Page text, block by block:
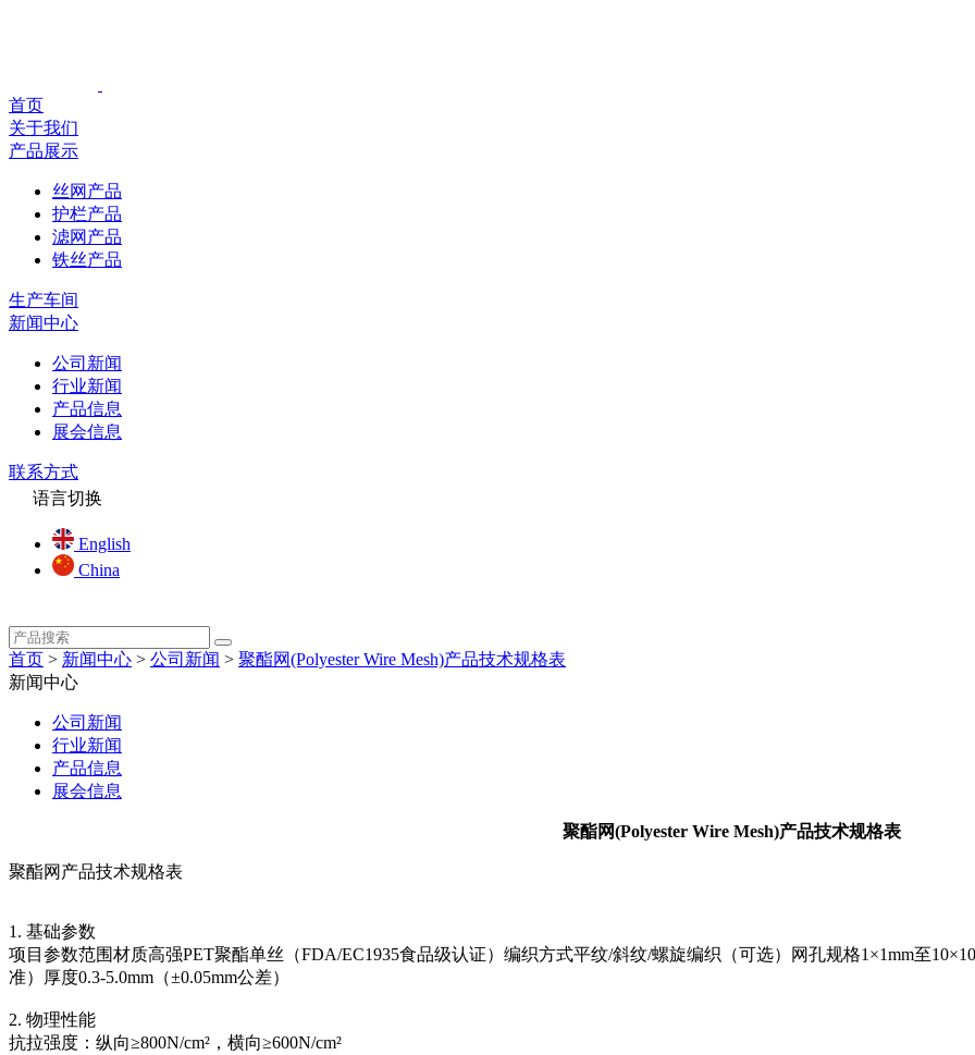
首页
关于我们
产品展示
丝网产品
护栏产品
滤网产品
铁丝产品
生产车间
新闻中心
公司新闻
行业新闻
产品信息
展会信息
联系方式
语言切换
English
China
首页 > 新闻中心 > 公司新闻 > 聚酯网(Polyester Wire Mesh)产品技术规格表
新闻中心
公司新闻
行业新闻
产品信息
展会信息
聚酯网(Polyester Wire Mesh)产品技术规格表
聚酯网产品技术规格表
1. 基础参数
项目参数范围材质高强PET聚酯单丝（FDA/EC1935食品级认证）编织方式平纹/斜纹/螺旋编织（可选）网孔规格1×1mm至
准）厚度0.3-5.0mm（±0.05mm公差）
2. 物理性能
抗拉强度：纵向≥800N/cm²，横向≥600N/cm²